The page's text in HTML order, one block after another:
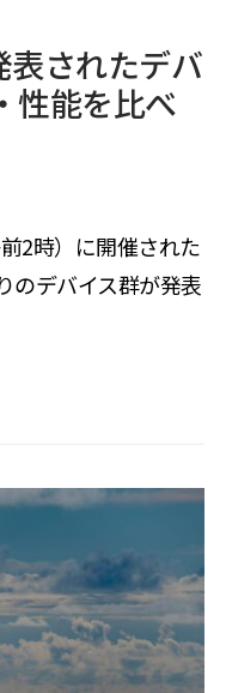
されたデバ
性能を比べ
2時）に開催された
のデバイス群が発表